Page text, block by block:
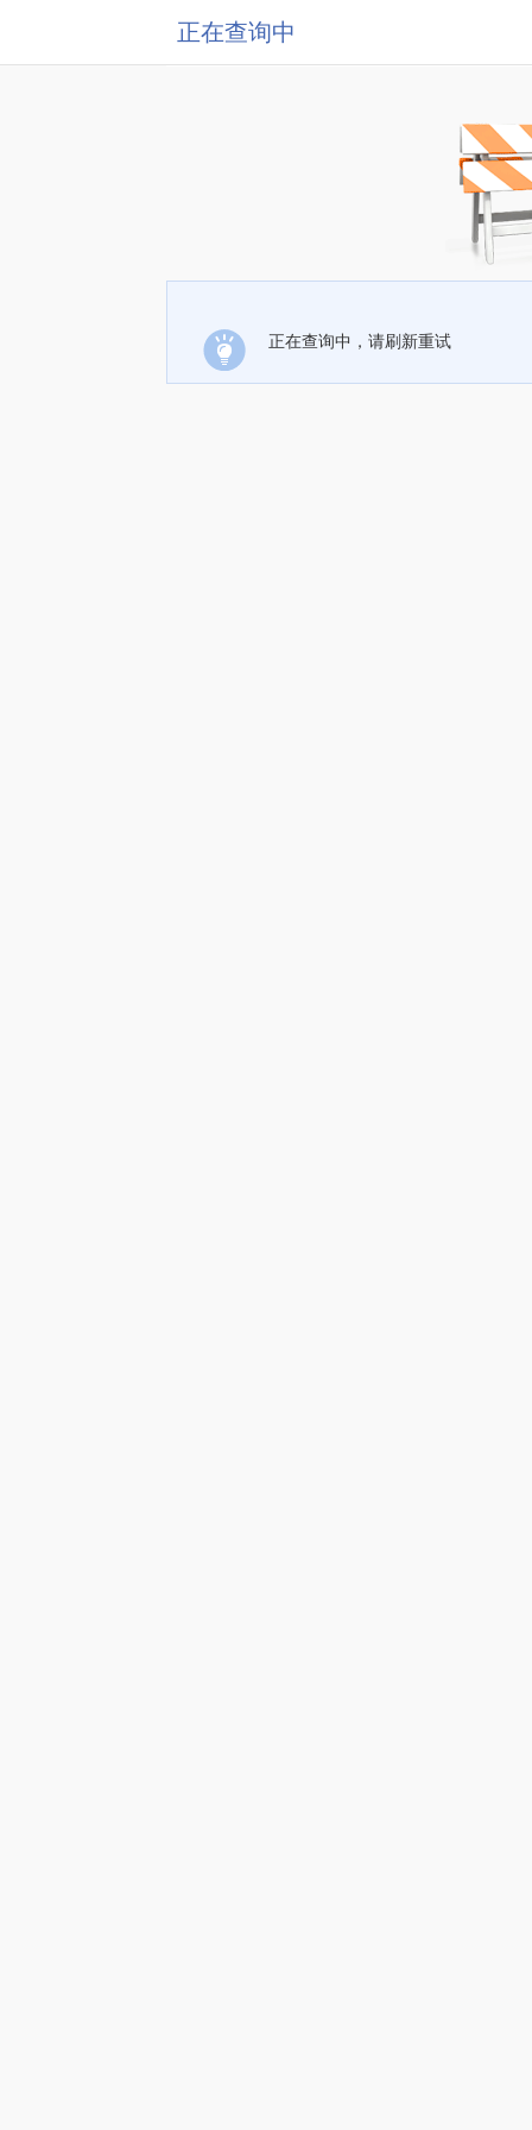
正在查询中
正在查询中，请刷新重试